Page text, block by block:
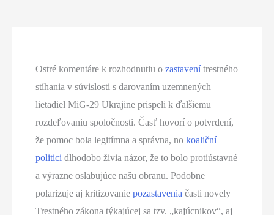
Ostré komentáre k rozhodnutiu ozastavenítrestného
stíhania v súvislosti s darovaním uzemnených
lietadiel MiG-29 Ukrajine prispeli k ďalšiemu
rozdeľovaniu spoločnosti. Časť hovorí o potvrdení,
že pomoc bola legitímna a správna, nokoaliční
politici dlhodobo živia názor, že to bolo protiústavné
a výrazne oslabujúce našu obranu. Podobne
polarizuje aj kritizovaniepozastavenia časti novely
Trestného zákona týkajúcej sa tzv. „kajúcnikov“, aj